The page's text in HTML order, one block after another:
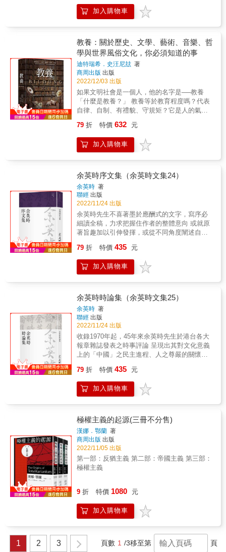
使有光鮮亮麗的工作和生活，也一直承受病
痛，每晚因痛而頻尿、失眠。」 願意認識痛
王理書│親職作家、心靈書寫、神性排列工作者
張瀞仁Jill│暢銷作家 楊斯棓醫師│《人生路引》
作者 本書打破遇到痛苦就要樂觀的觀念，作者
認為，面對痛苦，就是面對現實。這個世界一
直鼓勵我們去看見人生的美好，但人生各個層
面並不容易，一想到就令人苦惱。我們要張大
眼睛，勇於面對苦難，越是苦惱，越要承認現
實。 經過20年深入研究，作者認為「認識痛
苦」才是當代人最迫切的課題。本書從哲學辯
叩問人生無可避免且至關重要的病痛、孤獨、
悲傷、失敗、不公、荒謬等難題。引領你重新
思考並理解苦難，認識自我心中面臨的大敵。
誇大無痛的好，就不會被困住。 孤獨、邊緣、
不受歡迎➤光是關照別人，就可以排解孤獨。
悲傷、分手、喪親之痛➤借助社會支持和儀
式，情緒就會長出韌性。 失敗➤重視過程的價
值，不以終點狀態來定義生命。 不公➤試圖對
抗不公平，能為改變增加一點成功機率。 荒謬
➤荒謬的解藥，就是道德與正義。 希望➤抱持
領人生的七大哲學慰藉，從苦中面對現實的智
慧。 &
加入購物車
教養：關於歷史、文學、藝術、音樂、哲
學與世界風俗文化，你必須知道的事
迪特瑞希．史汪尼玆 著
商周出版 出版
2022/12/03 出版
如果文明社會是一個人，他的名字是──教養
「什麼是教養？」 教養等於教育程度嗎？代表
自律、自制、有禮貌、守規矩？它是人的氣質
活風格？也許「教養」的概念有些抽象，難以
捉摸，不過可以肯定的是，許多人心中仍有一
把尺，若聽到別人批評自己沒教養，任誰都會
人威廉．馮．洪堡（Wilhelm von Humboldt，
1767-1835），一位非常重視教養的學者、政治
家、教育改革者，他便認為，教養值得每個人
傾畢生之力追求，它是個人身上的重要資產，
屬於精神內涵很高的境界。努力提升教養的結
果便是個人品質的提升，個人品質的提升能讓
整個社會優質化！ 在今天這個網路盛行、資訊
爆炸、知識變革的數位時代，個人能做什麼努
力成為有「教養」的現代人？ 本書作者史汪尼
學校教育的不足，提供讀者在人生旅途中所必
備、一只囊括豐富知識、能不斷提升教養的
「旅行背包」。 本書原文書名為「Bildung」，
人內在精神的塑造與充實完好，具有廣泛的知
識、品味、正確的價值觀、是非善惡的判斷
力，外在表現彬彬有禮，言行舉止得體，內心
良善」。 有別於討論教養的「概念」或進行哲
學思辨的書籍，本書旨在針對教養的「內容」
提供建議與見解：追求「教養」必須具備哪些
知識，如何理解、表達這些生動活潑的知識，
養。在相關篇章中，作者採用了大膽的構思，
以激發讀者閱讀的興趣。若能體會其中無盡的
美妙，將禁不住驚歎，啊！原來我們可以這樣
史、音樂史，並介紹重要的哲學家、理論與派
別、科學的世界觀與性別論述。 第二部分「能
力」，探討的是知識的應用規則。作者引領大
家優遊語言與文字的世界、廣袤的書海，認識
各國的風俗習慣、社交規則，還有「不應該知
道的事情」，並對何謂「智慧」、「創造力」
會、國家、科學、民主的起源在哪裡？為什麼
化身博士這些人物形象是很重要的事情？海德
格說過什麼其實我們早已知道的東西？在佛洛
伊德之前，潛意識是怎麼一回事？到底人之何
以為人？&hellip;&hellip; 全書文采飛揚，時而
幽默風趣，令人拍案叫絕；時而觸及文明的傷
79 折 特價 632 元
加入購物車
余英時序文集（余英時文集24）
余英時 著
聯經 出版
2022/11/24 出版
余英時先生不喜著墨於應酬式的文字，寫序必
細讀全稿，力求把握住作者的整體意向 或就原
著旨趣加以引伸發揮，或從不同角度闡述自我
序文必須環繞著原作的主題發言 《余英時序文
集》收錄余英時先生為他人著作之書序，言為
心聲，序可明志，從中亦可見余先生對學術、
衛、陳克文等）、師友論述（如錢穆、李遠
哲、吳文津等），到關聯中共近代史（如文化
大革命、魏京生、劉曉波等）、西方學術譯
著，並蒐羅余先生未於台灣刊行著作之自序，
更有未出版《余協中、尤亞賢文集》的卷頭
語，以誌余先生著述流傳之紀錄。 &
79 折 特價 435 元
加入購物車
余英時時論集（余英時文集25）
余英時 著
聯經 出版
2022/11/24 出版
收錄1970年起，45年來余英時先生於港台各大
報章雜誌發表之時事評論 呈現出其對文化意義
上的「中國」之民主進程、人之尊嚴的關懷與
舊，讀來卻又較其學術研究更為可親 《余英時
時論集》收錄之時事評論，絕大多數為對中港
台時事有感而發，如中美建交後的「中國統
兩岸和平統一的「江八點」對台灣的意義、中
華民國首次全民總統直選遇上中共飛彈演習恫
嚇、六四天安門事件的反思等等；亦有綜觀世
界全局之論，如二次世界大戰結束後，科技空
前發展與大眾文化覺醒所帶來的影響，及二十
世紀在科學、醫學、電子革命等光輝燦爛的成
就之外，同時也是有組織的暴力以「革命」之
苦難的世紀&hellip;&hellip; 在眾聲喧譁的時
關懷為其價值準則，提供一種清晰而睿智的觀
點。書中部分時事如蔣經國的接班人等已可蓋
棺定論，更多卻仍在歷史洪流之中持續發展演
變。或許正因有這樣的觀點指引，人們才不至
於在回顧歷史之時，感受到「人類從歷史中學
79 折 特價 435 元
加入購物車
極權主義的起源(三冊不分售)
漢娜．鄂蘭 著
商周出版 出版
2022/11/05 出版
第一部：反猶主義 第二部：帝國主義 第三部：
極權主義
9 折 特價 1080 元
加入購物車
1 2 3 頁數 1 /3移至第 頁